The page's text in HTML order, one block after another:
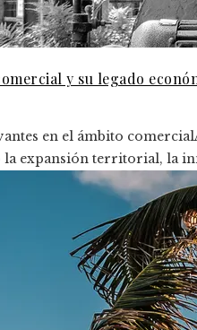
y su legado
en el ámbito
expansión territorial, la